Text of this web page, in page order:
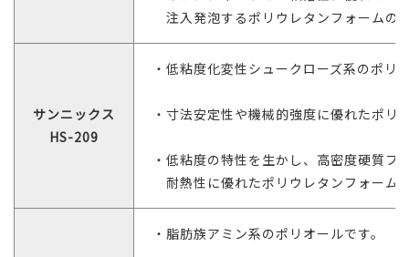
注入発泡するポリウレタンフォームの
サンニックス
HS-209
・低粘度化変性シュークローズ系のポリ
・寸法安定性や機械的強度に優れたポリ
・低粘度の特性を生かし、高密度硬質
耐熱性に優れたポリウレタンフォーム
・脂肪族アミン系のポリオールです。